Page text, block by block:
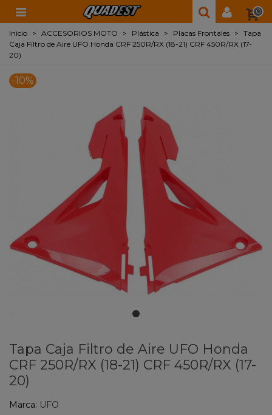
0
Inicio > ACCESORIOS MOTO > Plástica > Placas Frontales > Tapa
Caja Filtro de Aire UFO Honda CRF 250R/RX (18-21) CRF 450R/RX (17-
20)
-10%
Tapa Caja Filtro de Aire UFO Honda
CRF 250R/RX (18-21) CRF 450R/RX (17-
20)
Marca: UFO